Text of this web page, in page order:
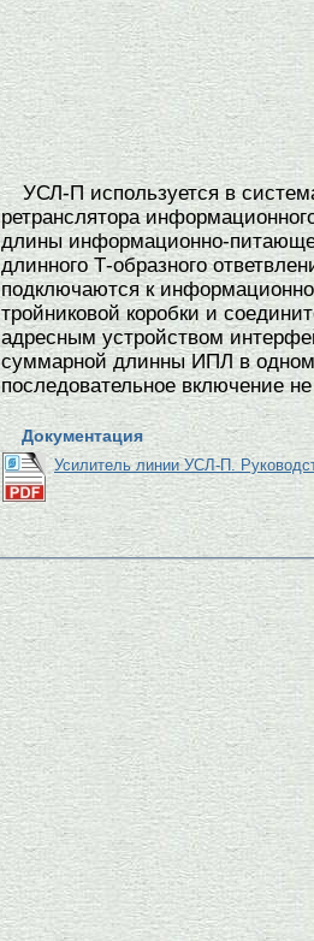
УСЛ-П используется в
ретранслятора
длины информационно-
длинного Т-образного
подключаются к
тройниковой коробки и
адресным устройством
суммарной длинны ИПЛ в одном
последовательное включение
Документация
Усилитель линии УСЛ-П.